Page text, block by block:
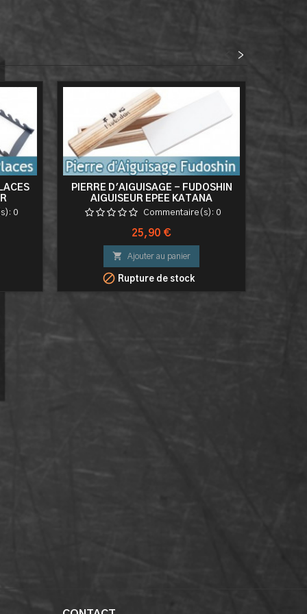
>
0
PIERRE D'AIGUISAGE - FUDOSHIN
AIGUISEUR EPEE KATANA
Commentaire(s): 0
Prix
25,90 €
 Ajouter au panier
 Rupture de stock